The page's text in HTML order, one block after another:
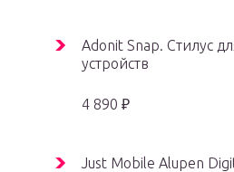
Adonit Snap. Стилус
устройств
4 890 ₽
Just Mobile Alupen